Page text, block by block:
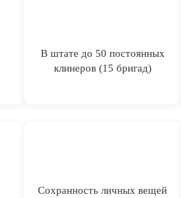
В штате до 50 постоянных
клинеров (15 бригад)
Сохранность личных вещей